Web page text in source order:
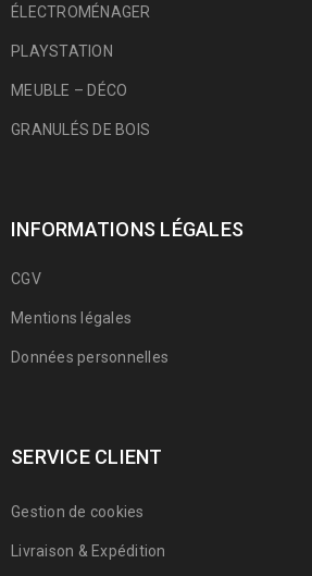
ÉLECTROMÉNAGER
PLAYSTATION
MEUBLE – DÉCO
GRANULÉS DE BOIS
INFORMATIONS LÉGALES
CGV
Mentions légales
Données personnelles
SERVICE CLIENT
Gestion de cookies
Livraison & Expédition